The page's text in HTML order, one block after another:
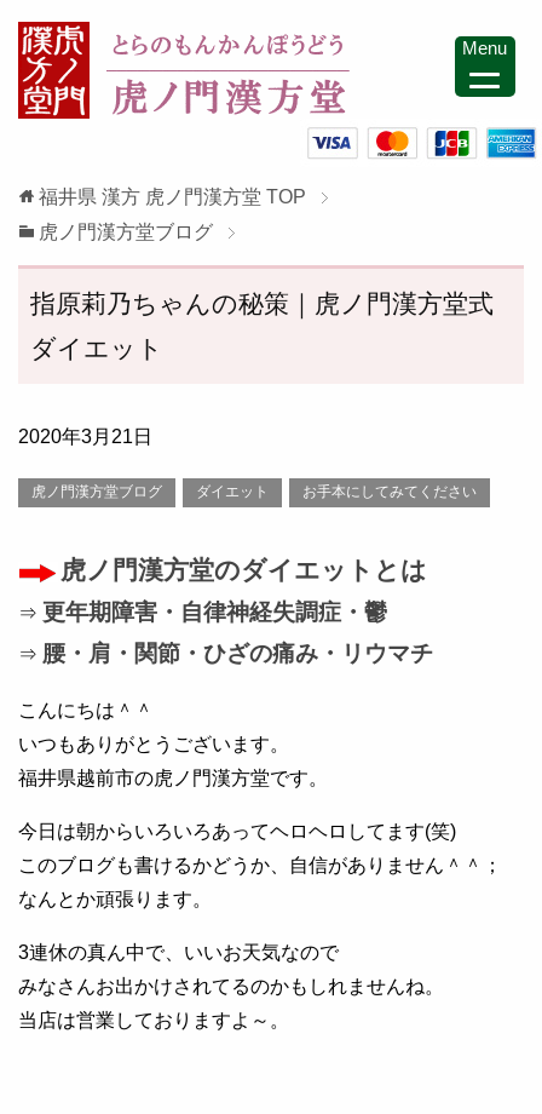
福井県 漢方 虎ノ門漢方堂 TOP
虎ノ門漢方堂ブログ
指原莉乃ちゃんの秘策｜虎ノ門漢方堂式
ダイエット
2020年3月21日
虎ノ門漢方堂ブログ ダイエット お手本にしてみてください
虎ノ門漢方堂のダイエットとは
⇒ 更年期障害・自律神経失調症・鬱
⇒ 腰・肩・関節・ひざの痛み・リウマチ
こんにちは＾＾
いつもありがとうございます。
福井県越前市の虎ノ門漢方堂です。
今日は朝からいろいろあってヘロヘロしてます(笑)
このブログも書けるかどうか、自信がありません＾＾；
なんとか頑張ります。
3連休の真ん中で、いいお天気なので
みなさんお出かけされてるのかもしれませんね。
当店は営業しておりますよ～。
Menu